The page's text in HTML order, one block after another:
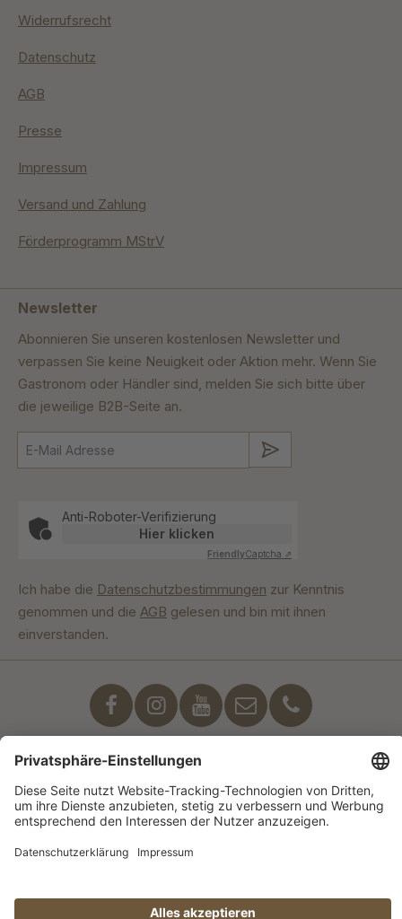
Widerrufsrecht
Datenschutz
AGB
Presse
Impressum
Versand und Zahlung
Förderprogramm MStrV
Newsletter
Abonnieren Sie unseren kostenlosen Newsletter und
verpassen Sie keine Neuigkeit oder Aktion mehr. Wenn Sie
Gastronom oder Händler sind, melden Sie sich bitte über
die jeweilige B2B-Seite an.
Anti-Roboter-Verifizierung
Hier klicken
FriendlyCaptcha ⇗
Ich habe die Datenschutzbestimmungen zur Kenntnis
genommen und die AGB gelesen und bin mit ihnen
einverstanden.
Unser Engagement